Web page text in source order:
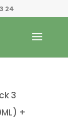
24
3
+